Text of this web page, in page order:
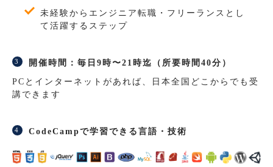
未経験からエンジニア転職・フリーランスとし
て活躍するステップ
開催時間：毎日9時〜21時迄（所要時間40分）
PCとインターネットがあれば、日本全国どこからでも受
講できます
CodeCampで学習できる言語・技術